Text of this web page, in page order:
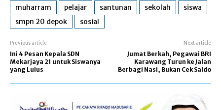
muharram
pelajar santunan sekolah
siswa
smpn 20 depok
sosial
Previous article
Ini 4 Pesan Kepala SDN
Mekarjaya 21 untuk Siswanya
yang Lulus
Next article
Jumat Berkah, Pegawai BRI
Karawang Turun ke Jalan
Berbagi Nasi, Bukan Cek Saldo